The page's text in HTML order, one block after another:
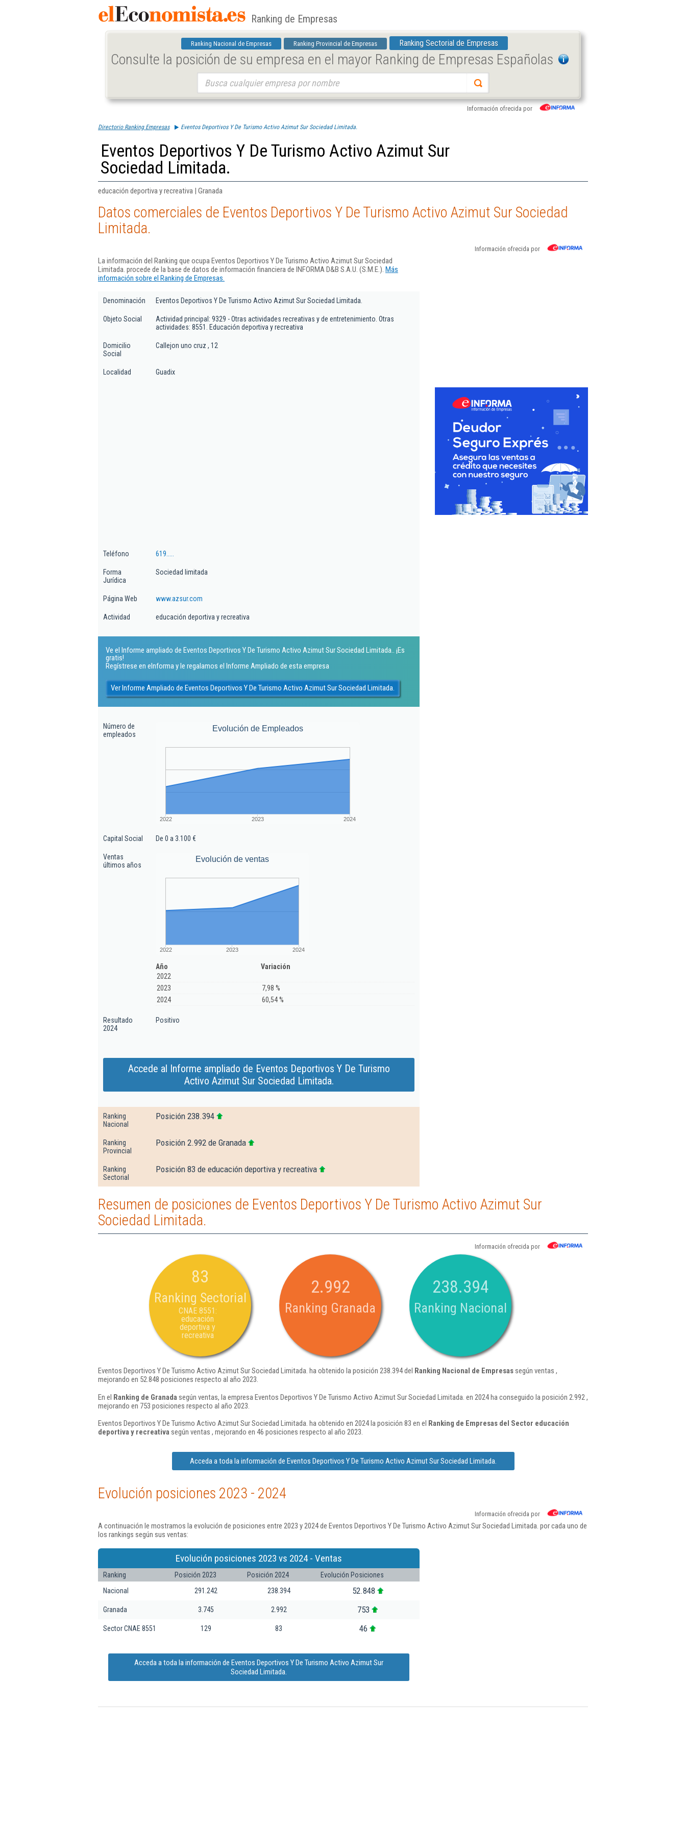
Ranking de Empresas
Ranking Nacional de Empresas Ranking Provincial de Empresas Ranking Sectorial de Empresas
Consulte la posición de su empresa en el mayor Ranking de Empresas Españolas
Información ofrecida por
Directorio Ranking Empresas Eventos Deportivos Y De Turismo Activo Azimut Sur Sociedad Limitada.
Eventos Deportivos Y De Turismo Activo Azimut Sur
Sociedad Limitada.
educación deportiva y recreativa | Granada
Datos comerciales de Eventos Deportivos Y De Turismo Activo Azimut Sur Sociedad
Limitada.
Información ofrecida por
La información del Ranking que ocupa Eventos Deportivos Y De Turismo Activo Azimut Sur Sociedad
Limitada. procede de la base de datos de información financiera de INFORMA D&B S.A.U. (S.M.E.). Más
información sobre el Ranking de Empresas.
Denominación Eventos Deportivos Y De Turismo Activo Azimut Sur Sociedad Limitada.
Objeto Social
Actividad principal: 9329 - Otras actividades recreativas y de entretenimiento. Otras
actividades: 8551. Educación deportiva y recreativa
Domicilio
Social
Callejon uno cruz , 12
Localidad Guadix
Teléfono 619.....
Forma
Jurídica
Sociedad limitada
Página Web www.azsur.com
Actividad educación deportiva y recreativa
Ve el Informe ampliado de Eventos Deportivos Y De Turismo Activo Azimut Sur Sociedad Limitada.. ¡Es
gratis!
Regístrese en eInforma y le regalamos el Informe Ampliado de esta empresa
Ver Informe Ampliado de Eventos Deportivos Y De Turismo Activo Azimut Sur Sociedad Limitada.
Número de
empleados
Evolución de Empleados
2022 2023 2024
Capital Social De 0 a 3.100 €
Ventas
últimos años
Evolución de ventas
2022 2023 2024
Año
Variación
2022
2023
7,98 %
2024
60,54 %
Resultado
2024
Positivo
Accede al Informe ampliado de Eventos Deportivos Y De Turismo
Activo Azimut Sur Sociedad Limitada.
Ranking
Nacional
Posición 238.394
Ranking
Provincial
Posición 2.992 de Granada
Ranking
Sectorial
Posición 83 de educación deportiva y recreativa
Resumen de posiciones de Eventos Deportivos Y De Turismo Activo Azimut Sur
Sociedad Limitada.
Información ofrecida por
83
Ranking Sectorial
CNAE 8551:
educación
deportiva y
recreativa
2.992
Ranking Granada
238.394
Ranking Nacional
Eventos Deportivos Y De Turismo Activo Azimut Sur Sociedad Limitada. ha obtenido la posición 238.394 del Ranking Nacional de Empresassegún ventas ,
mejorando en 52.848 posiciones respecto al año 2023.
En el Ranking de Granada según ventas, la empresa Eventos Deportivos Y De Turismo Activo Azimut Sur Sociedad Limitada. en 2024 ha conseguido la posición 2.992 ,
mejorando en 753 posiciones respecto al año 2023.
Eventos Deportivos Y De Turismo Activo Azimut Sur Sociedad Limitada. ha obtenido en 2024 la posición 83 en el Ranking de Empresas del Sector educación
deportiva y recreativasegún ventas , mejorando en 46 posiciones respecto al año 2023.
Acceda a toda la información de Eventos Deportivos Y De Turismo Activo Azimut Sur Sociedad Limitada.
Evolución posiciones 2023 - 2024
Información ofrecida por
A continuación le mostramos la evolución de posiciones entre 2023 y 2024 de Eventos Deportivos Y De Turismo Activo Azimut Sur Sociedad Limitada. por cada uno de
los rankings según sus ventas:
Evolución posiciones 2023 vs 2024 - Ventas
Ranking Posición 2023 Posición 2024
Evolución Posiciones
Nacional
291.242 238.394 52.848
Granada 3.745 2.992 753
Sector CNAE 8551 129 83 46
Acceda a toda la información de Eventos Deportivos Y De Turismo Activo Azimut Sur
Sociedad Limitada.